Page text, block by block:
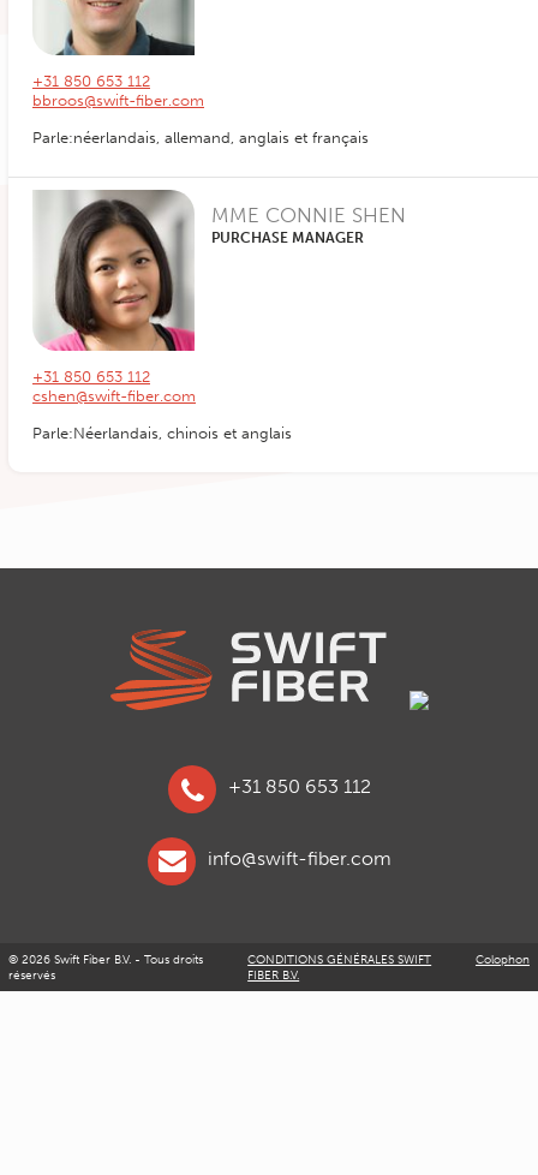
+31 850 653 112
bbroos@swift-fiber.com
Parle:néerlandais, allemand, anglais et français
MME CONNIE SHEN
PURCHASE MANAGER
+31 850 653 112
cshen@swift-fiber.com
Parle:Néerlandais, chinois et anglais
+31 850 653 112
info@swift-fiber.com
© 2026 Swift Fiber B.V. - Tous droits
réservés
CONDITIONS GÉNÉRALES SWIFT
FIBER B.V.
Colophon